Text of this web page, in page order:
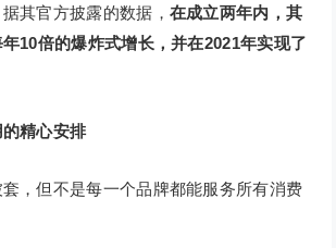
其官方披露的数据， 在成立两年内，其
10倍的爆炸式增长，并在2021年实现了
精心安排
，但不是每一个品牌都能服务所有消费